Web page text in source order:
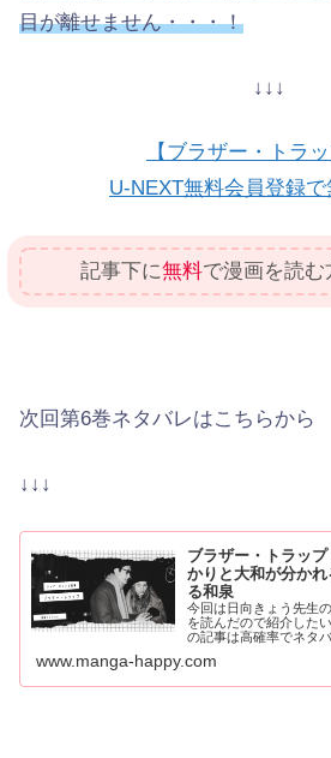
目が離せません・・・！
↓↓↓
【ブラザー・トラ
U-NEXT無料会員登録
記事下に無料で漫画を読む
次回第6巻ネタバレはこちらから
↓↓↓
ブラザー・トラッ
かりと大和が分か
る和泉
今回は日向きょう先生
を読んだので紹介した
の記事は高確率でネタバ
www.manga-happy.com